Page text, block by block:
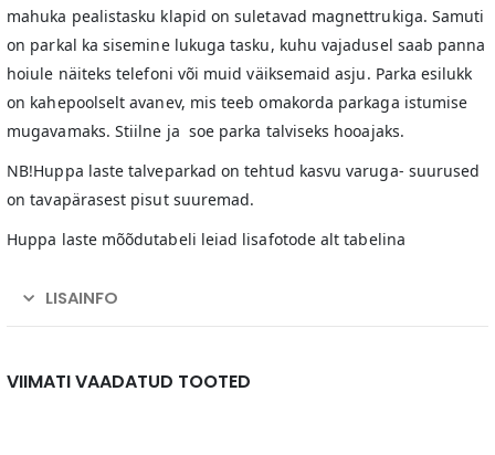
mahuka pealistasku klapid on suletavad magnettrukiga. Samuti
on parkal ka sisemine lukuga tasku, kuhu vajadusel saab panna
hoiule näiteks telefoni või muid väiksemaid asju. Parka esilukk
on kahepoolselt avanev, mis teeb omakorda parkaga istumise
mugavamaks. Stiilne ja soe parka talviseks hooajaks.
NB!Huppa laste talveparkad on tehtud kasvu varuga- suurused
on tavapärasest pisut suuremad.
Huppa laste mõõdutabeli leiad lisafotode alt tabelina
LISAINFO
VIIMATI VAADATUD TOOTED